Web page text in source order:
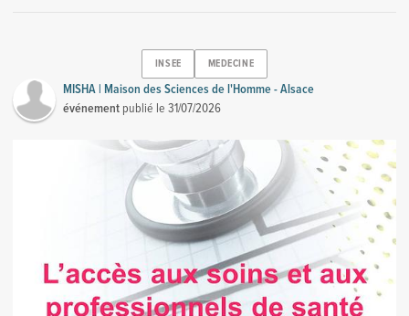
INSEE MEDECINE
MISHA | Maison des Sciences de l'Homme - Alsace
événement publié le31/07/2026